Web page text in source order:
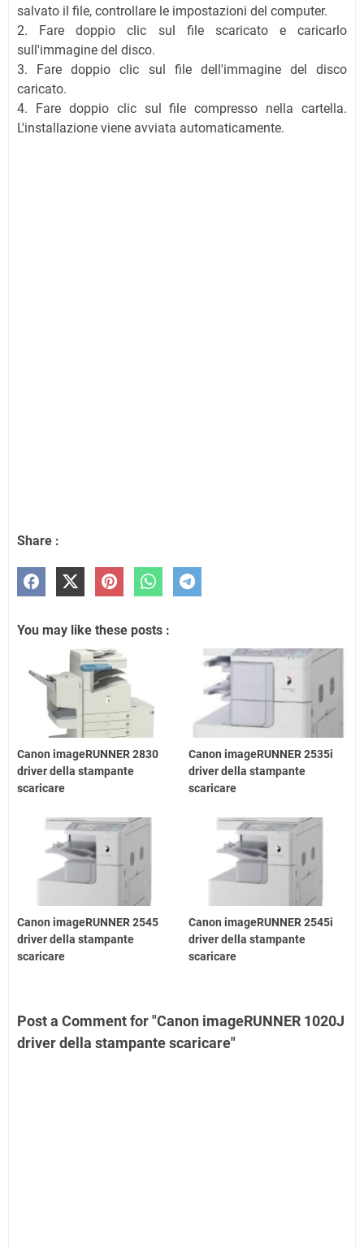
salvato il file, controllare le impostazioni del computer.
2. Fare doppio clic sul file scaricato e caricarlo
sull'immagine del disco.
3. Fare doppio clic sul file dell'immagine del disco
caricato.
4. Fare doppio clic sul file compresso nella cartella.
L'installazione viene avviata automaticamente.
Share :
You may like these posts :
Canon imageRUNNER 2830
driver della stampante
scaricare
Canon imageRUNNER 2535i
driver della stampante
scaricare
Canon imageRUNNER 2545
driver della stampante
scaricare
Canon imageRUNNER 2545i
driver della stampante
scaricare
Post a Comment for "Canon imageRUNNER 1020J
driver della stampante scaricare"